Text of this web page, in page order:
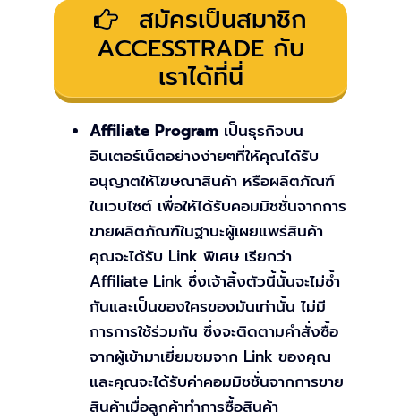
สมัครเป็นสมาชิก
ACCESSTRADE กับ
เราได้ที่นี่
Affiliate Programเป็นธุรกิจบน
อินเตอร์เน็ตอย่างง่ายๆที่ให้คุณได้รับ
อนุญาตให้โฆษณาสินค้า หรือผลิตภัณฑ์
ในเวบไซต์ เพื่อให้ได้รับคอมมิชชั่นจากการ
ขายผลิตภัณฑ์ในฐานะผู้เผยแพร่สินค้า
คุณจะได้รับ Link พิเศษ เรียกว่า
Affiliate Link ซึ่งเจ้าลิ้งตัวนี้นั้นจะไม่ซ้ำ
กันและเป็นของใครของมันเท่านั้น ไม่มี
การการใช้ร่วมกัน ซึ่งจะติดตามคำสั่งซื้อ
จากผู้เข้ามาเยี่ยมชมจาก Link ของคุณ
และคุณจะได้รับค่าคอมมิชชั่นจากการขาย
สินค้าเมื่อลูกค้าทำการซื้อสินค้า